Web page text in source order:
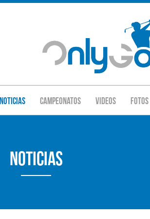
Noticias Campeonatos Videos Fotos
Noticias